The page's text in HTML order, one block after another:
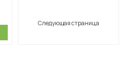
Следующая страница